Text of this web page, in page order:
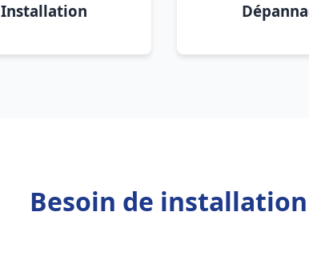
Installation
Besoin de